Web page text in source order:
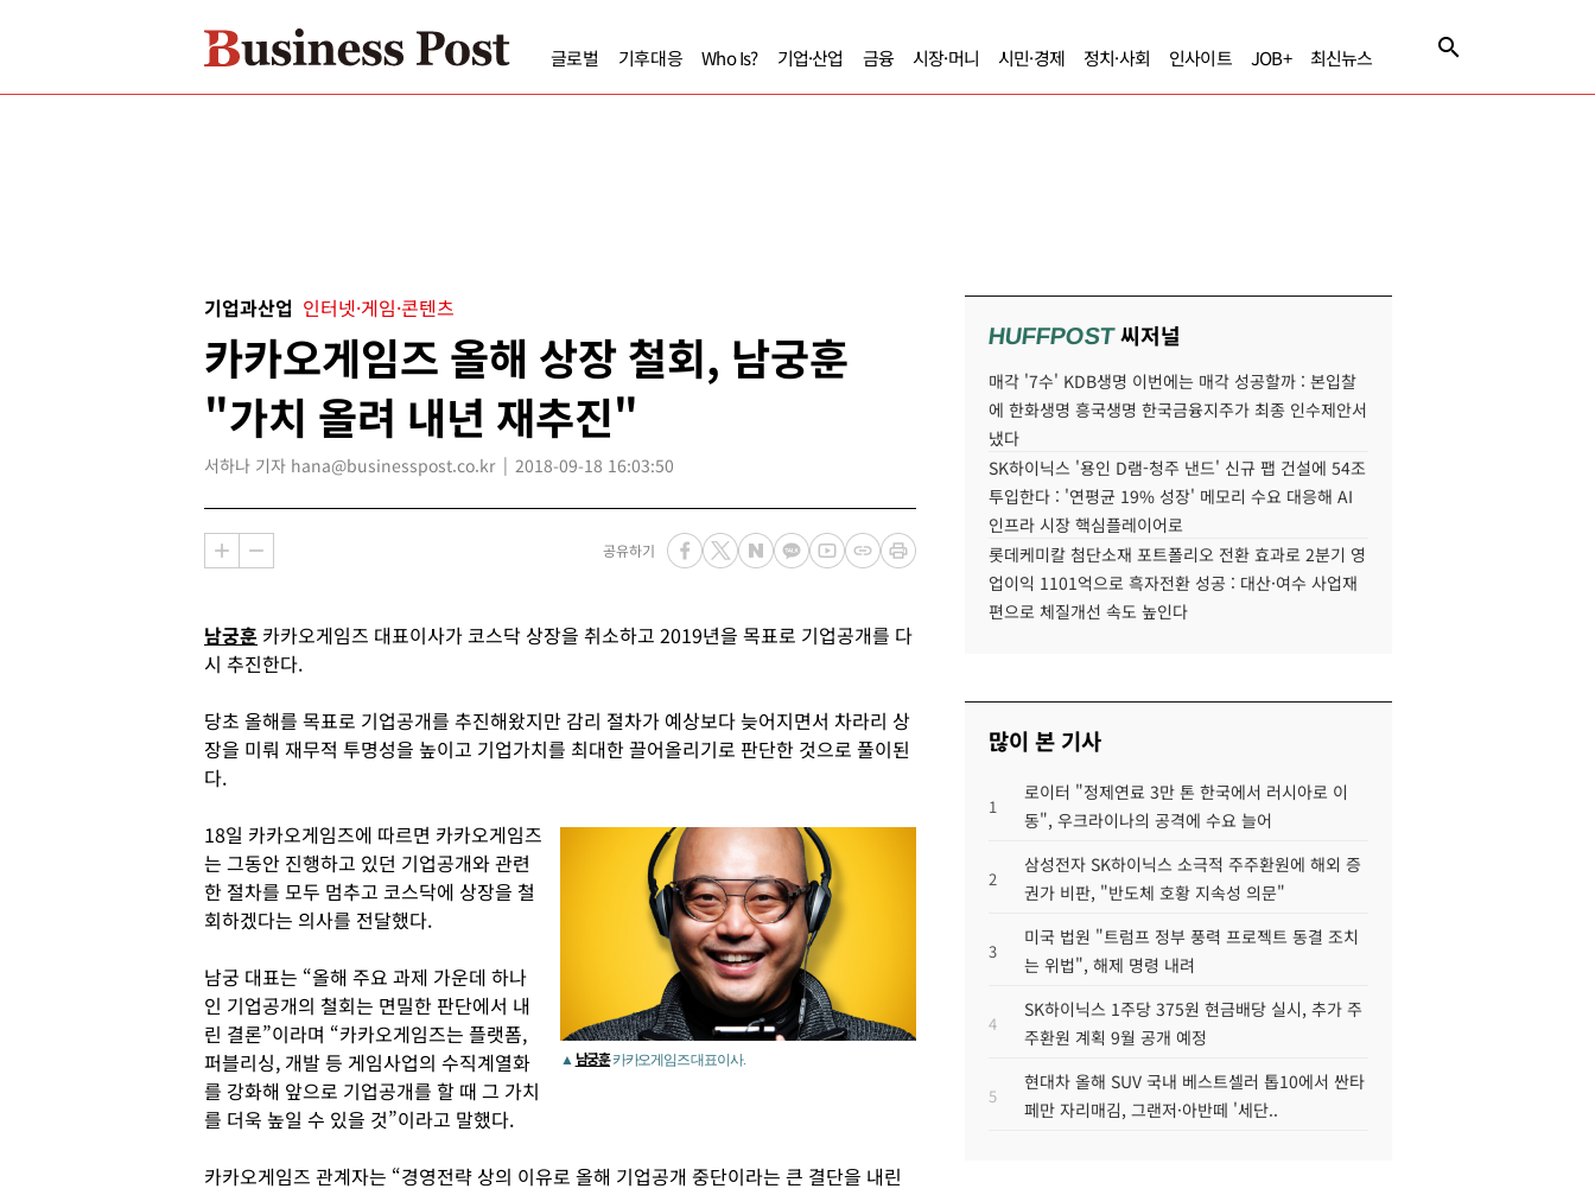
글로벌 기후대응 Who Is? 기업·산업 금융 시장·머니 시민·경제 정치·사회 인사이트 JOB+ 최신뉴스
기업과산업 인터넷·게임·콘텐츠
카카오게임즈 올해 상장 철회, 남궁훈
"가치 올려 내년 재추진"
서하나 기자 hana@businesspost.co.kr 2018-09-18 16:03:50
공유하기
남궁훈 카카오게임즈 대표이사가 코스닥 상장을 취소하고 2019년을 목표로 기업공개를 다
시 추진한다.
당초 올해를 목표로 기업공개를 추진해왔지만 감리 절차가 예상보다 늦어지면서 차라리 상
장을 미뤄 재무적 투명성을 높이고 기업가치를 최대한 끌어올리기로 판단한 것으로 풀이된
다.
▲ 남궁훈카카오게임즈 대표이사.
18일 카카오게임즈에 따르면 카카오게임즈
는 그동안 진행하고 있던 기업공개와 관련
한 절차를 모두 멈추고 코스닥에 상장을 철
회하겠다는 의사를 전달했다.
남궁 대표는 “올해 주요 과제 가운데 하나
인 기업공개의 철회는 면밀한 판단에서 내
린 결론”이라며 “카카오게임즈는 플랫폼,
퍼블리싱, 개발 등 게임사업의 수직계열화
를 강화해 앞으로 기업공개를 할 때 그 가치
를 더욱 높일 수 있을 것”이라고 말했다.
카카오게임즈 관계자는 “경영전략 상의 이유로 올해 기업공개 중단이라는 큰 결단을 내린
HUFFPOST씨저널
매각 '7수' KDB생명 이번에는 매각 성공할까 : 본입찰
에 한화생명 흥국생명 한국금융지주가 최종 인수제안서
냈다
SK하이닉스 '용인 D램-청주 낸드' 신규 팹 건설에 54조
투입한다 : '연평균 19% 성장' 메모리 수요 대응해 AI
인프라 시장 핵심플레이어로
롯데케미칼 첨단소재 포트폴리오 전환 효과로 2분기 영
업이익 1101억으로 흑자전환 성공 : 대산·여수 사업재
편으로 체질개선 속도 높인다
많이 본 기사
1
로이터 "정제연료 3만 톤 한국에서 러시아로 이
동", 우크라이나의 공격에 수요 늘어
2
삼성전자 SK하이닉스 소극적 주주환원에 해외 증
권가 비판, "반도체 호황 지속성 의문"
3
미국 법원 "트럼프 정부 풍력 프로젝트 동결 조치
는 위법", 해제 명령 내려
4
SK하이닉스 1주당 375원 현금배당 실시, 추가 주
주환원 계획 9월 공개 예정
5
현대차 올해 SUV 국내 베스트셀러 톱10에서 싼타
페만 자리매김, 그랜저·아반떼 '세단..